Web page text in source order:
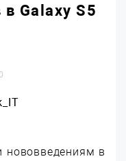
в Galaxy S5
нововведениям в